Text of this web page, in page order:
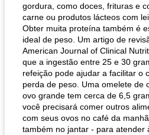
gordura, como doces, frituras e
carne ou produtos lácteos com
Obter muita proteína também é
ideal de peso. Um artigo de
American Journal of Clinical
que a ingestão entre 25 e 30
refeição pode ajudar a facilitar o
perda de peso. Uma omelete de
ovo grande tem cerca de 6,5
você precisará comer outros
com seus ovos no café da
também no jantar - para atender